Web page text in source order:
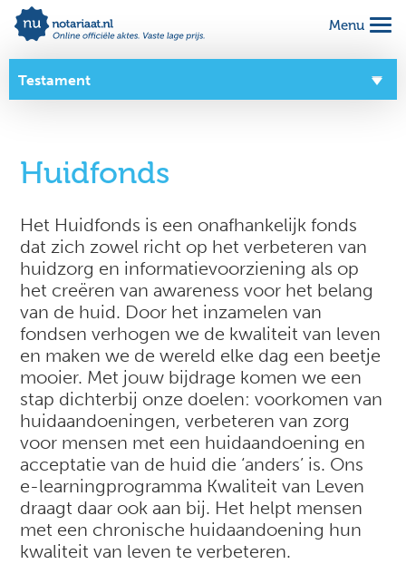
Menu
Alles geregeld voor 1 vaste prijs
Complete notariële akte
Testament
Over dit product
Goede doelen
Huidfonds
Het Huidfonds is een onafhankelijk fonds
dat zich zowel richt op het verbeteren van
huidzorg en informatievoorziening als op
het creëren van awareness voor het belang
van de huid. Door het inzamelen van
fondsen verhogen we de kwaliteit van leven
en maken we de wereld elke dag een beetje
mooier. Met jouw bijdrage komen we een
stap dichterbij onze doelen: voorkomen van
huidaandoeningen, verbeteren van zorg
voor mensen met een huidaandoening en
acceptatie van de huid die ‘anders’ is. Ons
e-learningprogramma Kwaliteit van Leven
draagt daar ook aan bij. Het helpt mensen
met een chronische huidaandoening hun
kwaliteit van leven te verbeteren.